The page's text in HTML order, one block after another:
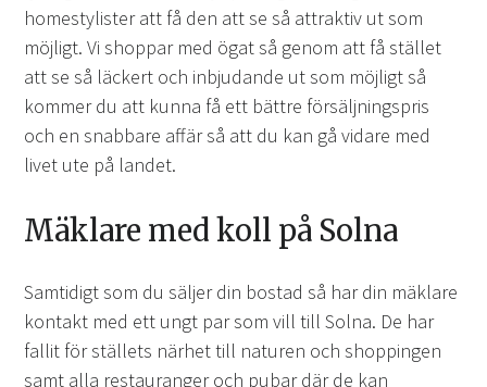
homestylister att få den att se så attraktiv ut som
möjligt. Vi shoppar med ögat så genom att få stället
att se så läckert och inbjudande ut som möjligt så
kommer du att kunna få ett bättre försäljningspris
och en snabbare affär så att du kan gå vidare med
livet ute på landet.
Mäklare med koll på Solna
Samtidigt som du säljer din bostad så har din mäklare
kontakt med ett ungt par som vill till Solna. De har
fallit för ställets närhet till naturen och shoppingen
samt alla restauranger och pubar där de kan